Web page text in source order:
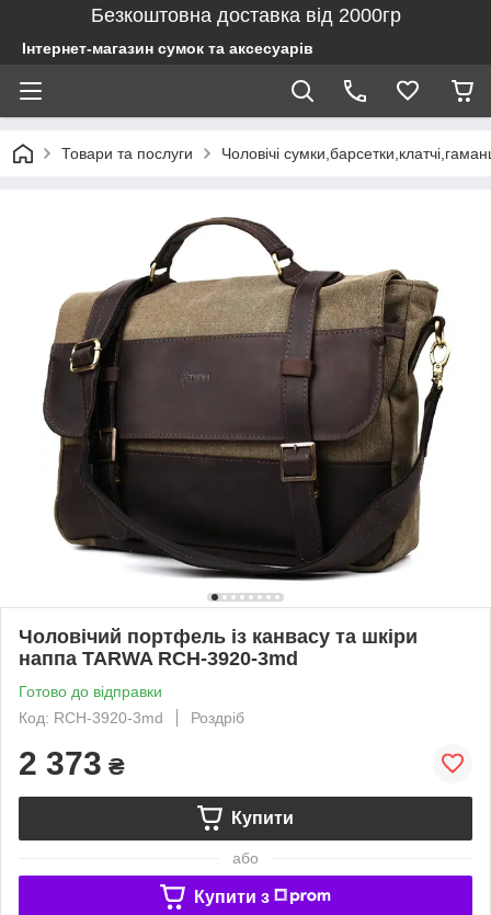
Безкоштовна доставка від 2000гр
Інтернет-магазин сумок та аксесуарів
Товари та послуги Чоловічі
Чоловічий портфель із канвасу та шкіри
наппа TARWA RCH-3920-3md
Готово до відправки
Код: RCH-3920-3md
Роздріб
2 373 ₴
Купити
або
Купити з